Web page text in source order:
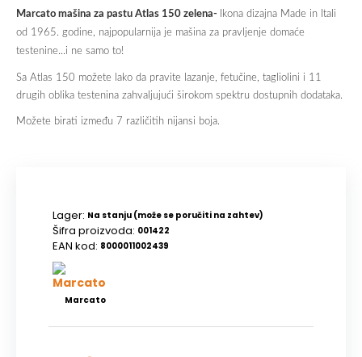
Marcato mašina za pastu Atlas 150 zelena- Ikona dizajna Made in Itali
od 1965. godine, najpopularnija je mašina za pravljenje domaće
testenine...i ne samo to!
Sa Atlas 150 možete lako da pravite lazanje, fetučine, tagliolini i 11
drugih oblika testenina zahvaljujući širokom spektru dostupnih dodataka.
Možete birati između 7 različitih nijansi boja.
Lager: Na stanju (može se poručiti na zahtev)
Šifra proizvoda: 001422
EAN kod: 8000011002439
Marcato